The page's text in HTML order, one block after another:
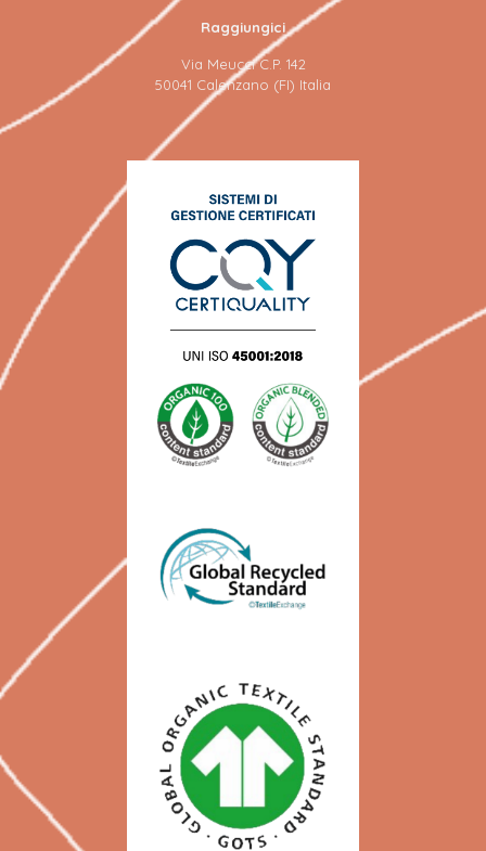
Raggiungici
Via Meucci C.P. 142
50041 Calenzano (FI) Italia